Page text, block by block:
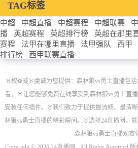
TAG标签
中超 中超直播 中超赛程 中超联赛
播
英超赛程 英超排行榜 英超在那里
赛程
法甲在哪里直播 法甲强队 西甲
排行榜
西甲联赛直播
♉️权⚽威♉️虔诚为您提供：森林狼vs勇士直播包
看，♉️让您能够免费在线享受到森林狼vs勇士直
安装任何插件。♉️我们致力于提供最流畅、最清
林狼vs勇士直播的精彩瞬间。♉️选择24直播网，
森林狼vs勇士直播观赛